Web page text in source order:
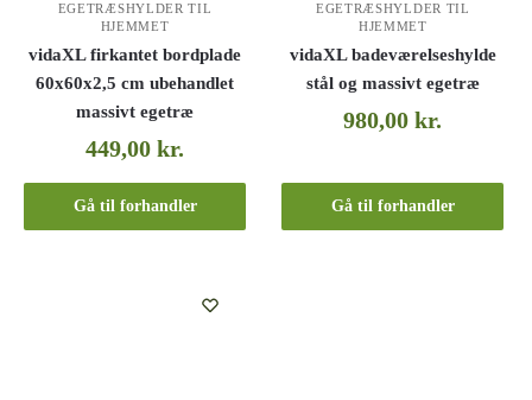
EGETRÆSHYLDER TIL
HJEMMET
vidaXL firkantet bordplade
60x60x2,5 cm ubehandlet
massivt egetræ
449,00kr.
Gå til forhandler
EGETRÆSHYLDER TIL
HJEMMET
vidaXL badeværelseshylde
stål og massivt egetræ
980,00kr.
Gå til forhandler